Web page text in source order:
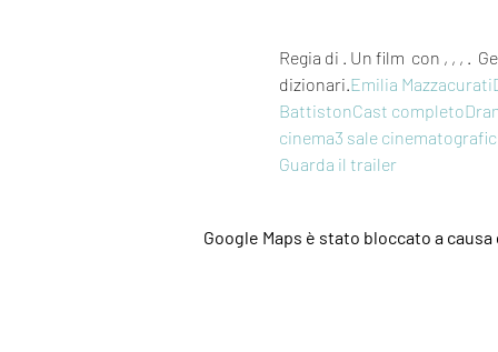
Regia di . Un film con , , ,
dizionari. Emilia Mazzacurati
BattistonCast completo
cinema3 sale
Guarda il trailer
Google Maps è stato bloccato a